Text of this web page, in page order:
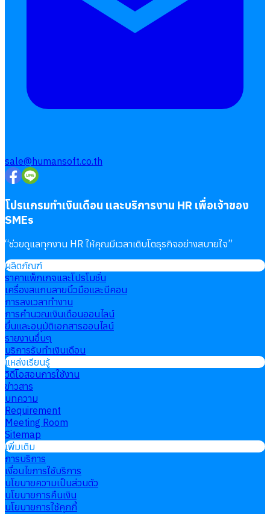
sale@humansoft.co.th
โปรแกรมทำเงินเดือน และบริการงาน HR เพื่อเจ้าของ
SMEs
“ช่วยดูแลทุกงาน HR ให้คุณมีเวลาเติบโตธุรกิจอย่างสบายใจ”
ผลิตภัณฑ์
ราคาแพ็กเกจและโปรโมชั่น
เครื่องสแกนลายนิ้วมือและบีคอน
การลงเวลาทำงาน
การคำนวณเงินเดือนออนไลน์
ยื่นและอนุมัติเอกสารออนไลน์
รายงานอื่นๆ
บริการรับทำเงินเดือน
แหล่งเรียนรู้
วิดีโอสอนการใช้งาน
ข่าวสาร
บทความ
Requirement
Meeting Room
Sitemap
เพิ่มเติม
การบริการ
เงื่อนไขการใช้บริการ
นโยบายความเป็นส่วนตัว
นโยบายการคืนเงิน
นโยบายการใช้คุกกี้